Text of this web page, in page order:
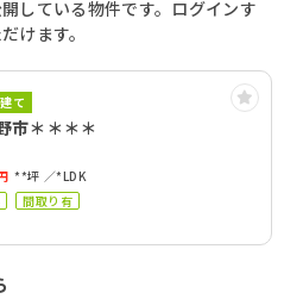
している物件です。ログインす
けます。
て
市＊＊＊＊
**坪
*LDK
間取り有